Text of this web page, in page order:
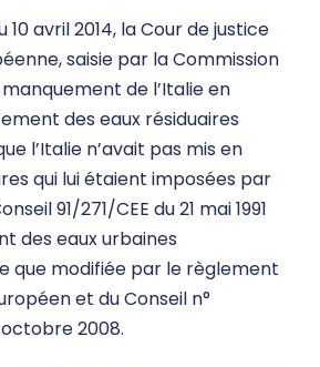
10 avril 2014, la Cour de justice
saisie par la Commission
de l’Italie en
des eaux résiduaires
l’Italie n’avait pas mis en
qui lui étaient imposées par
91/271/CEE du 21 mai 1991
des eaux urbaines
que modifiée par le règlement
et du Conseil n°
octobre 2008.